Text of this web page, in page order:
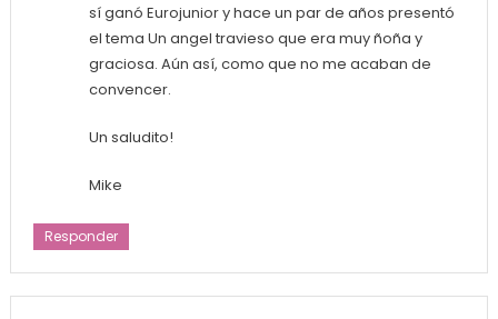
sí ganó Eurojunior y hace un par de años presentó
el tema Un angel travieso que era muy ñoña y
graciosa. Aún así, como que no me acaban de
convencer.
Un saludito!
Mike
Responder